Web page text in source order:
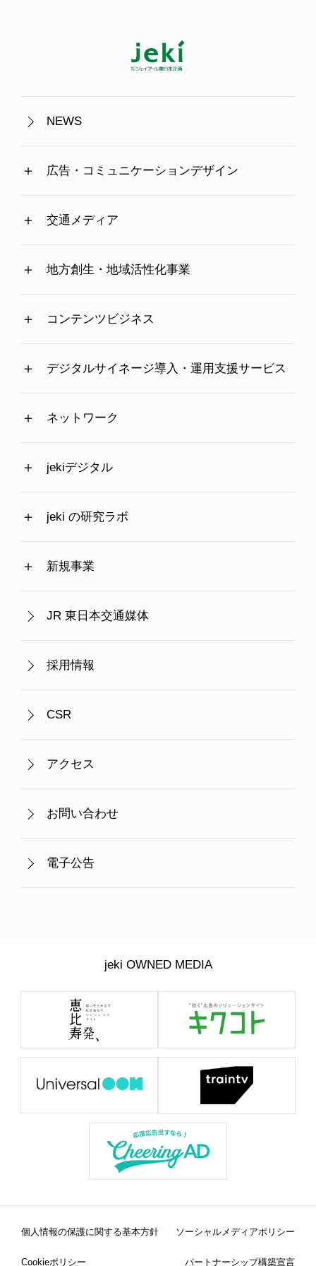
NEWS
広告・コミュニケーションデザイン
交通メディア
地方創生・地域活性化事業
コンテンツビジネス
デジタルサイネージ導入・運用支援サービス
ネットワーク
jekiデジタル
jeki の研究ラボ
新規事業
JR 東日本交通媒体
採用情報
CSR
アクセス
お問い合わせ
電子公告
jeki OWNED MEDIA
個人情報の保護に関する基本方針 ソーシャルメディアポリシー
Cookieポリシー パートナーシップ構築宣言